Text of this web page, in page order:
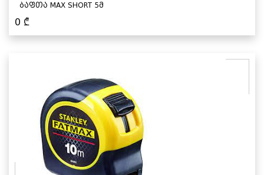
ბაფთა MAX SHORT 5მ
0 ₾